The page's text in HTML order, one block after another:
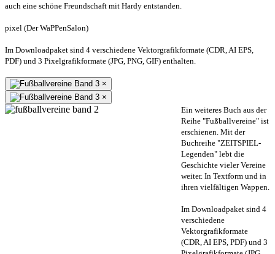
auch eine schöne Freundschaft mit Hardy entstanden.
pixel (Der WaPPenSalon)
Im Downloadpaket sind 4 verschiedene Vektorgrafikformate (CDR, AI EPS,
PDF) und 3 Pixelgrafikformate (JPG, PNG, GIF) enthalten.
×
×
Ein weiteres Buch aus der
Reihe "Fußballvereine" ist
erschienen. Mit der
Buchreihe "ZEITSPIEL-
Legenden" lebt die
Geschichte vieler Vereine
weiter. In Textform und in
ihren vielfältigen Wappen.
Im Downloadpaket sind 4
verschiedene
Vektorgrafikformate
(CDR, AI EPS, PDF) und 3